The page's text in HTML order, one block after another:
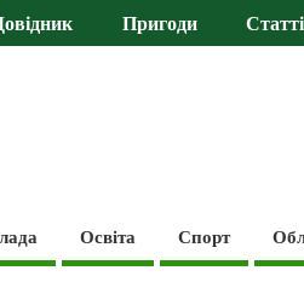
Пригоди Статті
Освіта Спорт